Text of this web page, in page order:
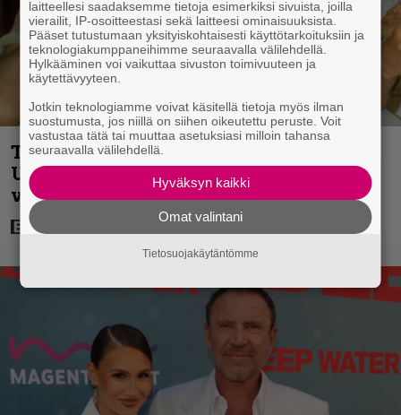
Tänään tv:ssä: Vesa-Matti Loiri palasi
Uunon rooliin vuonna 1998 – Spede
vetäytyi sivummalle
laitteellesi saadaksemme tietoja esimerkiksi sivuista, joilla
vierailit, IP-osoitteestasi sekä laitteesi ominaisuuksista.
Pääset tutustumaan yksityiskohtaisesti käyttötarkoituksiin ja
teknologiakumppaneihimme seuraavalla välilehdellä.
Hylkääminen voi vaikuttaa sivuston toimivuuteen ja
käytettävyyteen.
Jotkin teknologiamme voivat käsitellä tietoja myös ilman
suostumusta, jos niillä on siihen oikeutettu peruste. Voit
vastustaa tätä tai muuttaa asetuksiasi milloin tahansa
seuraavalla välilehdellä.
Hyväksyn kaikki
Omat valintani
Tietosuojakäytäntömme